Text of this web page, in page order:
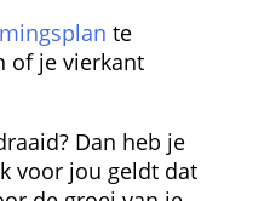
te
of je vierkant
Dan heb je
voor jou geldt dat